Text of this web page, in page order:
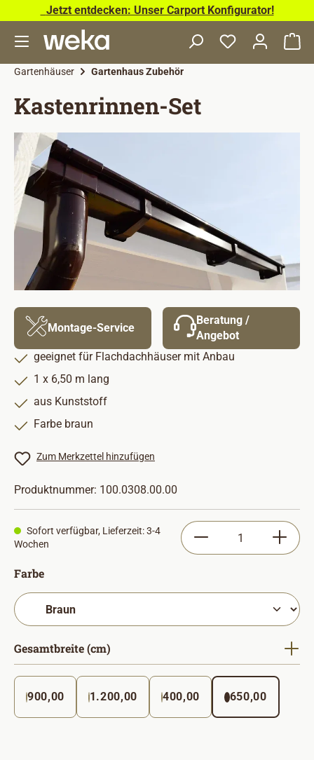
Zum Hauptinhalt springen
Jetzt entdecken: Unser Carport Konfigurator!
Gartenhäuser Gartenhaus Zubehör
Kastenrinnen-Set
Bildergalerie überspringen
Montage-Service
Beratung /
Angebot
geeignet für Flachdachhäuser mit Anbau
1 x 6,50 m lang
aus Kunststoff
Farbe braun
Zum Merkzettel hinzufügen
Produktnummer: 100.0308.00.00
Sofort verfügbar, Lieferzeit: 3-4
Wochen
Produkt Anzahl:
Farbeauswählen
Gesamtbreite (cm)
900,00 1.200,00 400,00 650,00